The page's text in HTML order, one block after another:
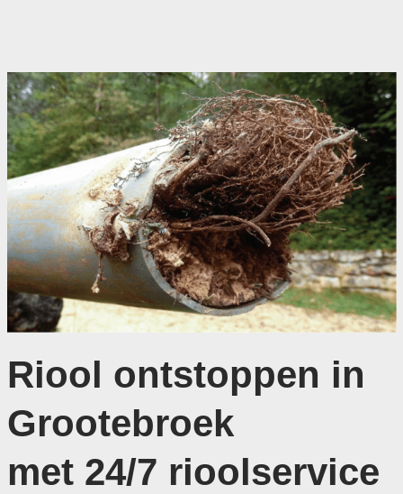
Riool ontstoppen in
Grootebroek
met 24/7 rioolservice